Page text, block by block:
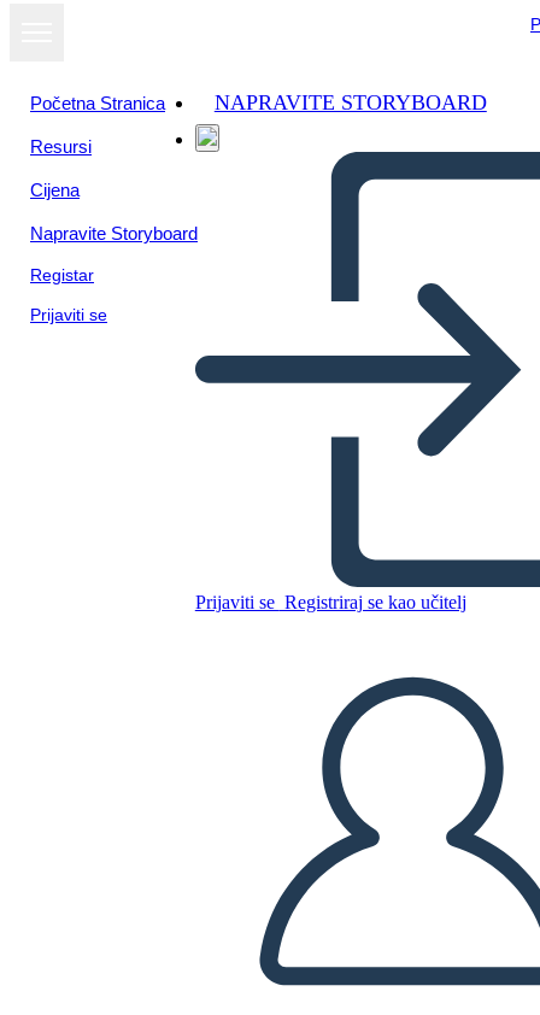
Početna Stranica
Resursi
Cijena
Napravite Storyboard
Registar
Prijaviti se
NAPRAVITE STORYBOARD
Prijaviti se Registriraj se kao učitelj
La Guerra che mi ha Salvato
la Vita Trama
Kopirajte ovaj Storyboard
IZRADITE PLOČU SCENARIJA
REPRODUCIRAJ DIJAPROJEKCIJU
ČITAJ MI